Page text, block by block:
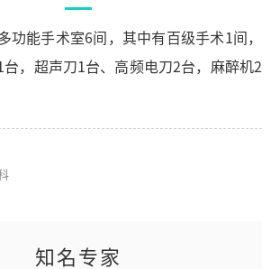
功能手术室6间，其中有百级手术1间，
，超声刀1台、高频电刀2台，麻醉机2
知名专家